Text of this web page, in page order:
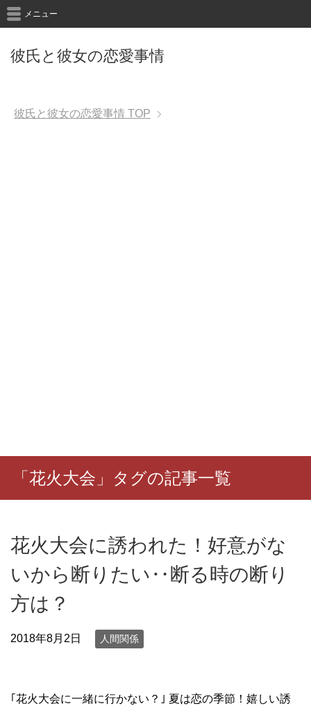
彼氏と彼女の恋愛事情
メニュー
彼氏と彼女の恋愛事情 TOP
「花火大会」タグの記事一覧
花火大会に誘われた！好意がな
いから断りたい‥断る時の断り
方は？
2018年8月2日 人間関係
｢花火大会に一緒に行かない？｣ 夏は恋の季節！嬉しい誘